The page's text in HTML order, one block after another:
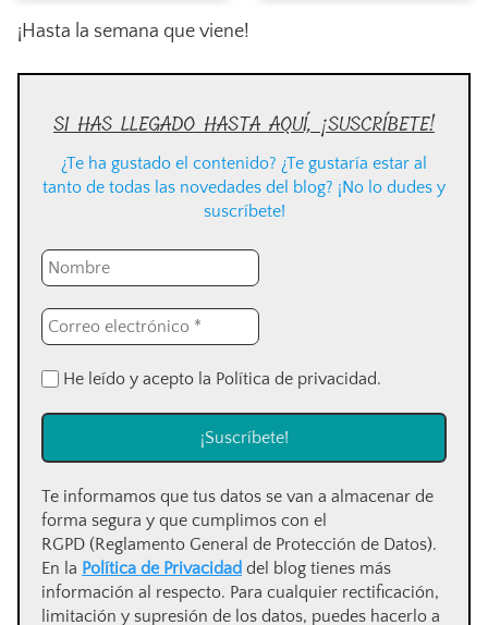
¡Hasta la semana que viene!
SI HAS LLEGADO HASTA AQUÍ, ¡SUSCRÍBETE!
¿Te ha gustado el contenido? ¿Te gustaría estar al
tanto de todas las novedades del blog? ¡No lo dudes y
suscríbete!
He leído y acepto la Política de privacidad.
Te informamos que tus datos se van a almacenar de
forma segura y que cumplimos con el
RGPD (Reglamento General de Protección de Datos).
En la Política de Privacidad del blog tienes más
información al respecto. Para cualquier rectificación,
limitación y supresión de los datos, puedes hacerlo a